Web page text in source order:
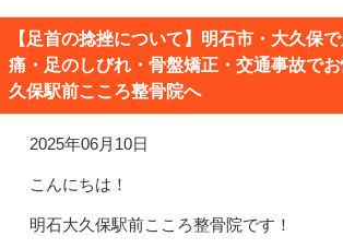
【足首の捻挫について】明石市・大久保
痛・足のしびれ・骨盤矯正・交通事故で
久保駅前こころ整骨院へ
2025年06月10日
こんにちは！
明石大久保駅前こころ整骨院です！